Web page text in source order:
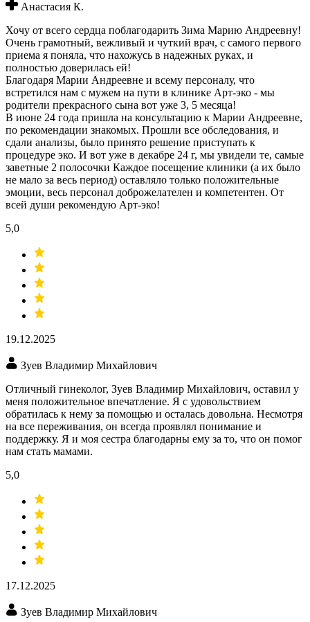
Анастасия К.
Хочу от всего сердца поблагодарить Зима Марию Андреевну!
Очень грамотный, вежливый и чуткий врач, с самого первого
приема я поняла, что нахожусь в надежных руках, и
полностью доверилась ей!
Благодаря Марии Андреевне и всему персоналу, что
встретился нам с мужем на пути в клинике Арт-эко - мы
родители прекрасного сына вот уже 3, 5 месяца!
В июне 24 года пришла на консультацию к Марии Андреевне,
по рекомендации знакомых. Прошли все обследования, и
сдали анализы, было принято решение приступать к
процедуре эко. И вот уже в декабре 24 г, мы увидели те, самые
заветные 2 полосочки Каждое посещение клиники (а их было
не мало за весь период) оставляло только положительные
эмоции, весь персонал доброжелателен и компетентен. От
всей души рекомендую Арт-эко!
5,0
19.12.2025
Зуев Владимир Михайлович
Отличный гинеколог, Зуев Владимир Михайлович, оставил у
меня положительное впечатление. Я с удовольствием
обратилась к нему за помощью и осталась довольна. Несмотря
на все переживания, он всегда проявлял понимание и
поддержку. Я и моя сестра благодарны ему за то, что он помог
нам стать мамами.
5,0
17.12.2025
Зуев Владимир Михайлович